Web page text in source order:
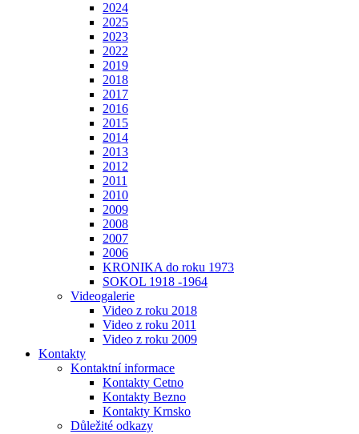
2024
2025
2023
2022
2019
2018
2017
2016
2015
2014
2013
2012
2011
2010
2009
2008
2007
2006
KRONIKA do roku 1973
SOKOL 1918 -1964
Videogalerie
Video z roku 2018
Video z roku 2011
Video z roku 2009
Kontakty
Kontaktní informace
Kontakty Cetno
Kontakty Bezno
Kontakty Krnsko
Důležité odkazy